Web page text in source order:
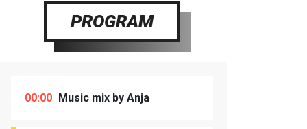
PROGRAM
00:00 Music mix by Anja